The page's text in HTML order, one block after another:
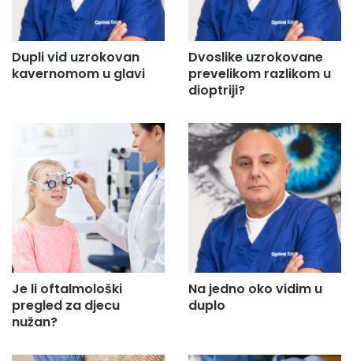
Dupli vid uzrokovan
kavernomom u glavi
Dvoslike uzrokovane
prevelikom razlikom u
dioptriji?
Je li oftalmološki
pregled za djecu
nužan?
Na jedno oko vidim u
duplo